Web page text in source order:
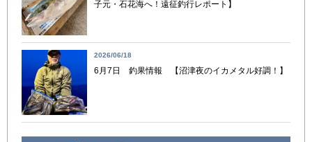
子元・石花海へ！遠征釣行レポート】
2026/06/18
6月7日 釣果情報 【沼津夜のイカメタル好調！】